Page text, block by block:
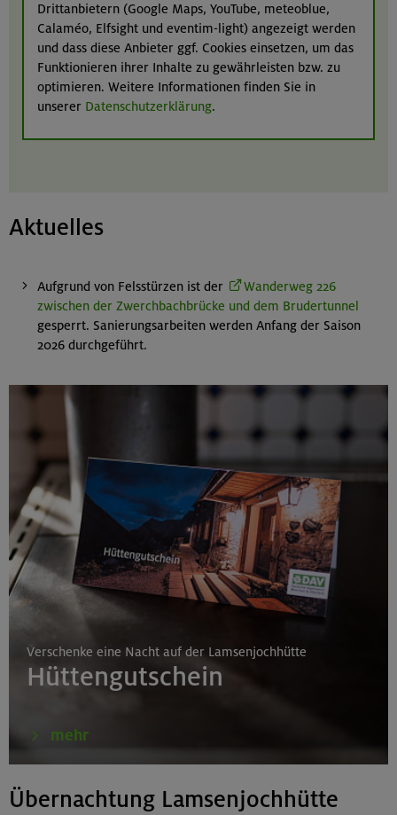
Drittanbietern (Google Maps, YouTube, meteoblue,
Calaméo, Elfsight und eventim-light) angezeigt werden
und dass diese Anbieter ggf. Cookies einsetzen, um das
Funktionieren ihrer Inhalte zu gewährleisten bzw. zu
optimieren. Weitere Informationen finden Sie in
unserer Datenschutzerklärung.
Aktuelles
Aufgrund von Felsstürzen ist der
Wanderweg 226
zwischen der Zwerchbachbrücke und dem Brudertunnel
gesperrt. Sanierungsarbeiten werden Anfang der Saison
2026 durchgeführt.
Verschenke eine Nacht auf der Lamsenjochhütte
Hüttengutschein
mehr
Übernachtung Lamsenjochhütte